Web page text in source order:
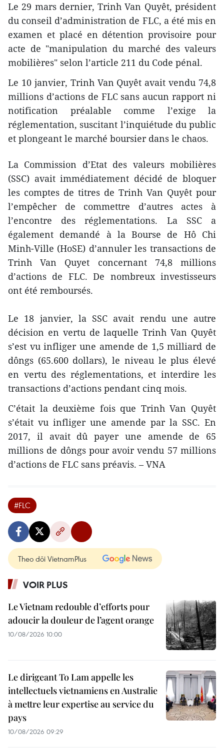
Le 29 mars dernier, Trinh Van Quyêt, président
du conseil d’administration de FLC, a été mis en
examen et placé en détention provisoire pour
acte de "manipulation du marché des valeurs
mobilières" selon l’article 211 du Code pénal.
Le 10 janvier, Trinh Van Quyêt avait vendu 74,8
millions d’actions de FLC sans aucun rapport ni
notification préalable comme l’exige la
réglementation, suscitant l’inquiétude du public
et plongeant le marché boursier dans le chaos.
La Commission d’Etat des valeurs mobilières
(SSC) avait immédiatement décidé de bloquer
les comptes de titres de Trinh Van Quyêt pour
l’empêcher de commettre d’autres actes à
l’encontre des réglementations. La SSC a
également demandé à la Bourse de Hô Chi
Minh-Ville (HoSE) d’annuler les transactions de
Trinh Van Quyet concernant 74,8 millions
d’actions de FLC. De nombreux investisseurs
ont été remboursés.
Le 18 janvier, la SSC avait rendu une autre
décision en vertu de laquelle Trinh Van Quyêt
s’est vu infliger une amende de 1,5 milliard de
dôngs (65.600 dollars), le niveau le plus élevé
en vertu des réglementations, et interdire les
transactions d’actions pendant cinq mois.
C’était la deuxième fois que Trinh Van Quyêt
s’était vu infliger une amende par la SSC. En
2017, il avait dû payer une amende de 65
millions de dôngs pour avoir vendu 57 millions
d’actions de FLC sans préavis. – VNA
#FLC
Theo dõi VietnamPlus
VOIR PLUS
Le Vietnam redouble d’efforts pour
adoucir la douleur de l’agent orange
10/08/2026 10:00
Le dirigeant To Lam appelle les
intellectuels vietnamiens en Australie
à mettre leur expertise au service du
pays
10/08/2026 09:29